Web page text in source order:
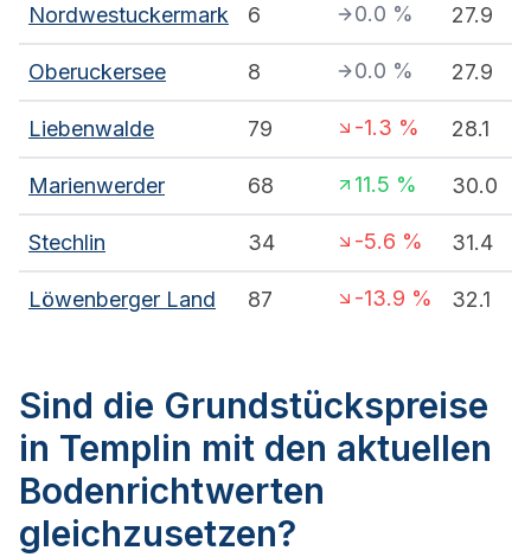
Nordwestuckermark 6 0.0 % 27.9
Oberuckersee 8 0.0 % 27.9
Liebenwalde 79 -1.3 % 28.1
Marienwerder 68 11.5 % 30.0
Stechlin 34 -5.6 % 31.4
Löwenberger Land 87 -13.9 % 32.1
Sind die Grundstückspreise
in Templin mit den aktuellen
Bodenrichtwerten
gleichzusetzen?